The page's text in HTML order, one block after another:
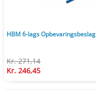
HBM 6-lags Opbevaringsbeslag
Kr. 271,14
Kr. 246,45